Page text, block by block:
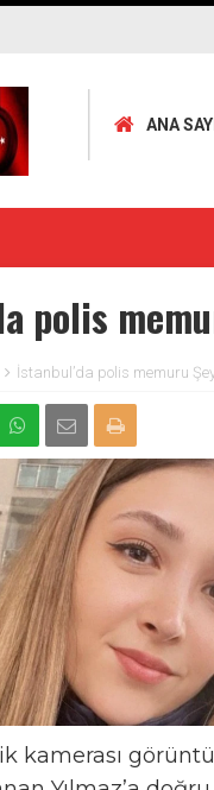
ANA
polis
İstanbul’da polis memuru
kamerası